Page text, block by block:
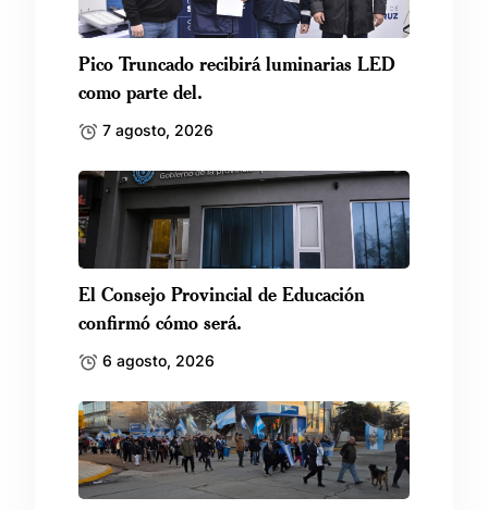
Pico Truncado recibirá luminarias LED
como parte del.
7 agosto, 2026
El Consejo Provincial de Educación
confirmó cómo será.
6 agosto, 2026